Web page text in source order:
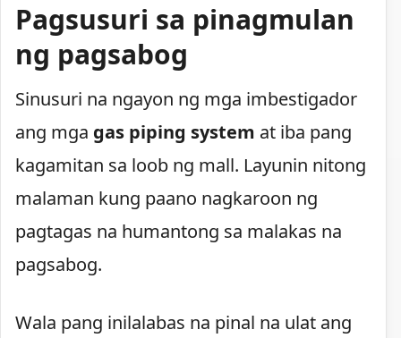
Pagsusuri sa pinagmulan
ng pagsabog
Sinusuri na ngayon ng mga imbestigador
ang mga gas piping system at iba pang
kagamitan sa loob ng mall. Layunin nitong
malaman kung paano nagkaroon ng
pagtagas na humantong sa malakas na
pagsabog.
Wala pang inilalabas na pinal na ulat ang